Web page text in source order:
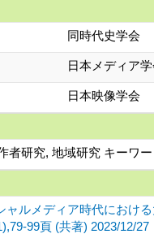
同時代史学会
日本メディア
日本映像学会
者研究, 地域研究 キーワ
ャルメディア時代におけ
99頁 (共著) 2023/12/27